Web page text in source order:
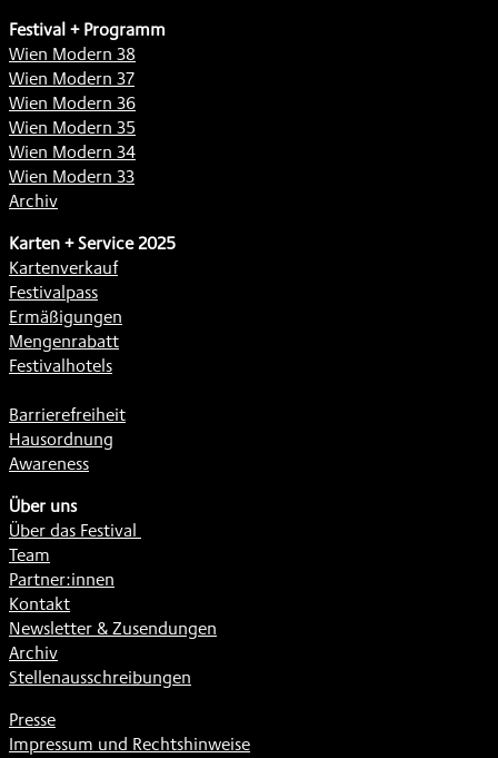
Festival + Programm
Wien Modern 38
Wien Modern 37
Wien Modern 36
Wien Modern 35
Wien Modern 34
Wien Modern 33
Archiv
Karten + Service 2025
Kartenverkauf
Festivalpass
Ermäßigungen
Mengenrabatt
Festivalhotels
Barrierefreiheit
Hausordnung
Awareness
Über uns
Über das Festival
Team
Partner:innen
Kontakt
Newsletter & Zusendungen
Archiv
Stellenausschreibungen
Presse
Impressum und Rechtshinweise